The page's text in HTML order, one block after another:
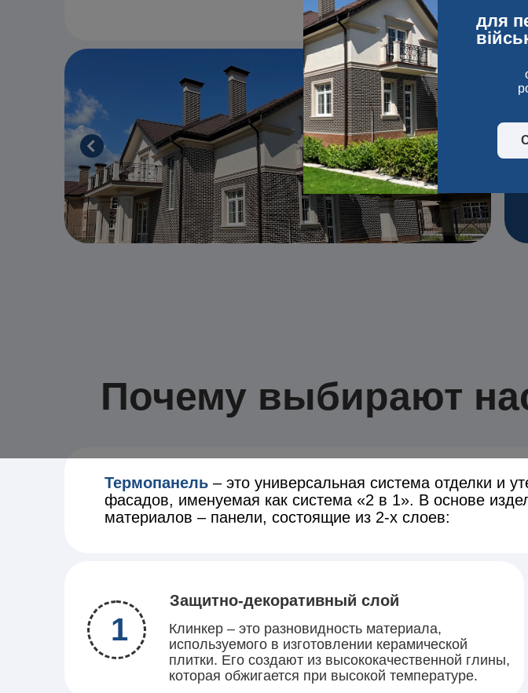
Защитно-декоративный слой
1
Клинкер – это разновидность материала,
используемого в изготовлении керамической
плитки. Его создают из высококачественной глины,
которая обжигается при высокой температуре.
Почему выбирают
Термопанель – это универсальная система отделки и
фасадов, именуемая как система «2 в 1». В основе
материалов – панели, состоящие из 2-х слоев:
для